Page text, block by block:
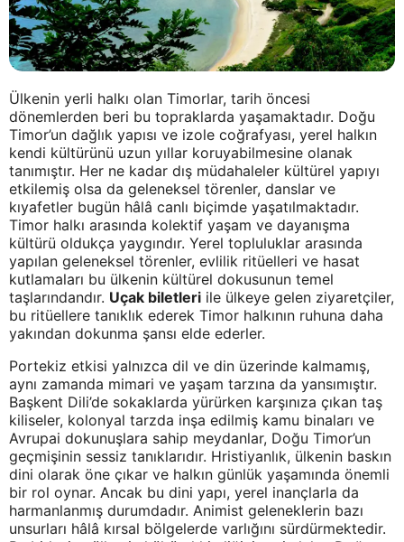
Ülkenin yerli halkı olan Timorlar, tarih öncesi
dönemlerden beri bu topraklarda yaşamaktadır. Doğu
Timor’un dağlık yapısı ve izole coğrafyası, yerel halkın
kendi kültürünü uzun yıllar koruyabilmesine olanak
tanımıştır. Her ne kadar dış müdahaleler kültürel yapıyı
etkilemiş olsa da geleneksel törenler, danslar ve
kıyafetler bugün hâlâ canlı biçimde yaşatılmaktadır.
Timor halkı arasında kolektif yaşam ve dayanışma
kültürü oldukça yaygındır. Yerel topluluklar arasında
yapılan geleneksel törenler, evlilik ritüelleri ve hasat
kutlamaları bu ülkenin kültürel dokusunun temel
taşlarındandır. Uçak biletleri ile ülkeye gelen ziyaretçiler,
bu ritüellere tanıklık ederek Timor halkının ruhuna daha
yakından dokunma şansı elde ederler.
Portekiz etkisi yalnızca dil ve din üzerinde kalmamış,
aynı zamanda mimari ve yaşam tarzına da yansımıştır.
Başkent Dili’de sokaklarda yürürken karşınıza çıkan taş
kiliseler, kolonyal tarzda inşa edilmiş kamu binaları ve
Avrupai dokunuşlara sahip meydanlar, Doğu Timor’un
geçmişinin sessiz tanıklarıdır. Hristiyanlık, ülkenin baskın
dini olarak öne çıkar ve halkın günlük yaşamında önemli
bir rol oynar. Ancak bu dini yapı, yerel inançlarla da
harmanlanmış durumdadır. Animist geleneklerin bazı
unsurları hâlâ kırsal bölgelerde varlığını sürdürmektedir.